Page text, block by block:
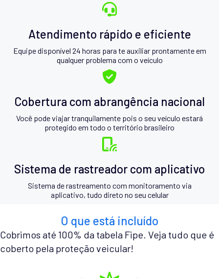
Atendimento rápido e eficiente
Equipe disponível 24 horas para te auxiliar prontamente em
qualquer problema com o veículo
Cobertura com abrangência nacional
Você pode viajar tranquilamente pois o seu veículo estará
protegido em todo o território brasileiro
Sistema de rastreador com aplicativo
Sistema de rastreamento com monitoramento via
aplicativo, tudo direto no seu celular
O que está incluído
Cobrimos até 100% da tabela Fipe. Veja tudo que é
coberto pela proteção veicular!